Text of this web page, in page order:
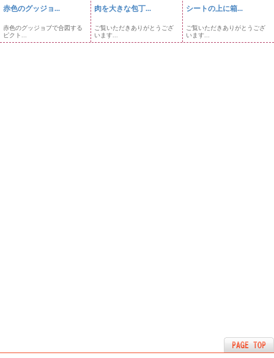
赤色のグッジョ...
赤色のグッジョブで合図する
ピクト...
肉を大きな包丁...
ご覧いただきありがとうござ
います...
シートの上に箱...
ご覧いただきありがとうござ
います...